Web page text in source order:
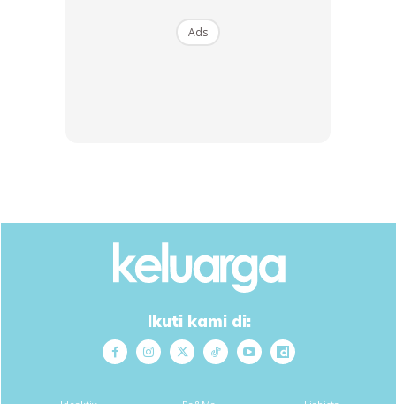
Ads
Ikuti kami di: